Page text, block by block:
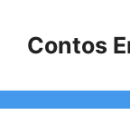
Contos